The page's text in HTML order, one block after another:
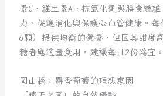
素C、維生素A、抗氧化劑與膳食纖
力、促進消化與保護心血管健康。
6顆）提供均衡的營養，但因其甜度
糖者應適量食用，建議每日2份為宜。
岡山縣：麝香葡萄的理想家園